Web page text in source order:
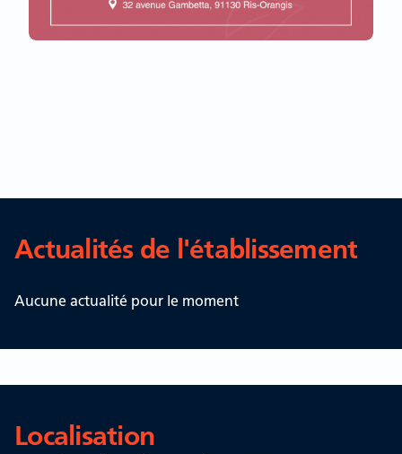
Actualités de l'établissement
Aucune actualité pour le moment
Localisation